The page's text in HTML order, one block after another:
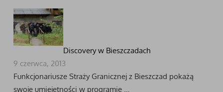
Discovery w Bieszczadach
9 czerwca, 2013
Funkcjonariusze Straży Granicznej z Bieszczad pokażą
swoje umiejętności w programie …